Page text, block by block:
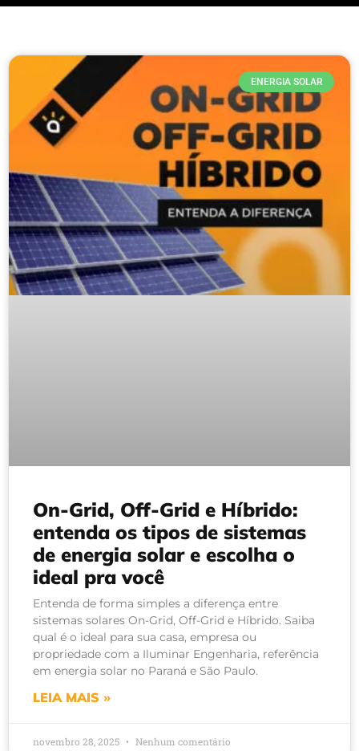
ENERGIA SOLAR
On-Grid, Off-Grid e Híbrido:
entenda os tipos de sistemas
de energia solar e escolha o
ideal pra você
Entenda de forma simples a diferença entre
sistemas solares On-Grid, Off-Grid e Híbrido. Saiba
qual é o ideal para sua casa, empresa ou
propriedade com a Iluminar Engenharia, referência
em energia solar no Paraná e São Paulo.
LEIA MAIS »
novembro 28, 2025 Nenhum comentário